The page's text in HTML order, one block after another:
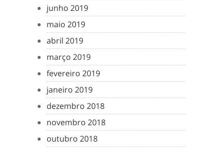
junho 2019
maio 2019
abril 2019
março 2019
fevereiro 2019
janeiro 2019
dezembro 2018
novembro 2018
outubro 2018